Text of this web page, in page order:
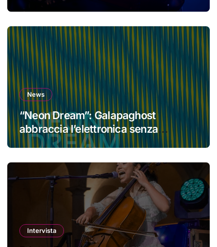
News
“Neon Dream”: Galapaghost
abbraccia l’elettronica senza
perdere la propria identità
Intervista